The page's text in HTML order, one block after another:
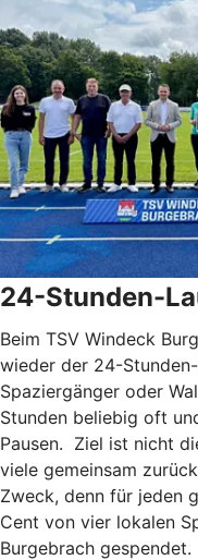
24-Stunden-
Beim TSV Windeck
wieder der 24-
Spaziergänger oder
Stunden beliebig oft
Pausen. Ziel ist nicht
viele gemeinsam
Zweck, denn für jeden
Cent von vier lokalen
Burgebrach gespendet.